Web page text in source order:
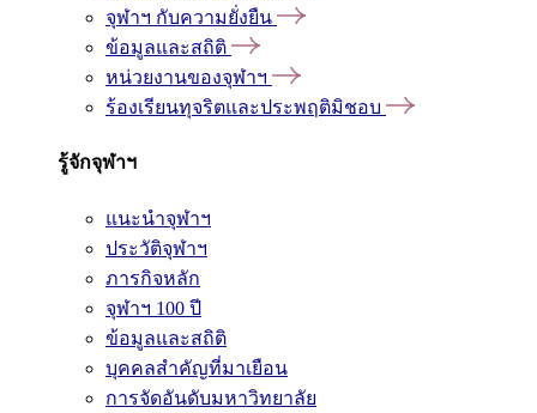
จุฬาฯ กับความยั่งยืน
ข้อมูลและสถิติ
หน่วยงานของจุฬาฯ
ร้องเรียนทุจริตและประพฤติมิชอบ
รู้จักจุฬาฯ
แนะนำจุฬาฯ
ประวัติจุฬาฯ
ภารกิจหลัก
จุฬาฯ 100 ปี
ข้อมูลและสถิติ
บุคคลสำคัญที่มาเยือน
การจัดอันดับมหาวิทยาลัย